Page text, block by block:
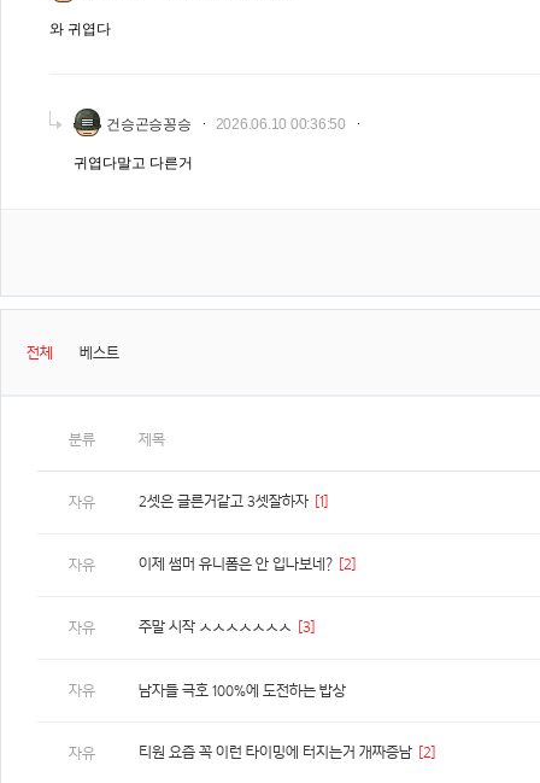
와 귀엽다
건승곤승꽁승 2026.06.10 00:36:50
귀엽다말고 다른거
전체 베스트
분류 제목
자유 2셋은 글른거같고 3셋잘하자 [1]
자유 이제 썸머 유니폼은 안 입나보네? [2]
자유 주말 시작 ㅅㅅㅅㅅㅅㅅㅅ [3]
자유 남자들 극호 100%에 도전하는 밥상
자유 티원 요즘 꼭 이런 타이밍에 터지는거 개짜증남 [2]